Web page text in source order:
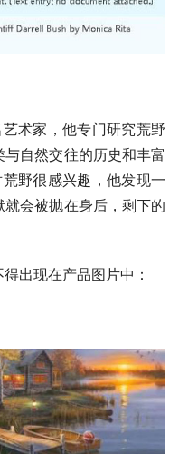
术家，他专门研究荒野
自然交往的历史和丰富
野很感兴趣，他发现一
会被抛在身后，剩下的
出现在产品图片中：